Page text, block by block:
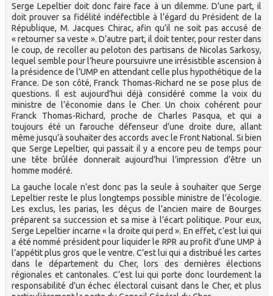
Serge Lepeltier doit donc faire face à un dilemme. D’une part, il
doit prouver sa fidélité indéfectible à l’égard du Président de la
République, M. Jacques Chirac, afin qu’il ne soit pas accusé de
« retourner sa veste ». D’autre part, il doit tenter, pour rester dans
le coup, de recoller au peloton des partisans de Nicolas Sarkosy,
lequel semble pour l’heure poursuivre une irrésistible ascension à
la présidence de l’UMP en attendant celle plus hypothétique de la
France. De son côté, Franck Thomas-Richard ne se pose plus de
questions. Il est aujourd’hui déjà considéré comme la voix du
ministre de l’économie dans le Cher. Un choix cohérent pour
Franck Thomas-Richard, proche de Charles Pasqua, et qui a
toujours été un farouche défenseur d’une droite dure, allant
même jusqu’à souhaiter des accords avec le Front National. Si bien
que Serge Lepeltier, qui passait il y a encore peu de temps pour
une tête brûlée donnerait aujourd’hui l’impression d’être un
homme modéré.
La gauche locale n’est donc pas la seule à souhaiter que Serge
Lepeltier reste le plus longtemps possible ministre de l’écologie.
Les exclus, les parias, les déçus de l’ancien maire de Bourges
préparent sa succession et sa mise à l’écart politique. Pour eux,
Serge Lepeltier incarne « la droite qui perd ». En effet, c’est lui qui
a été nommé président pour liquider le RPR au profit d’une UMP à
l’appétit plus gros que le ventre. C’est lui qui a distribué les cartes
dans le département du Cher, lors des dernières élections
régionales et cantonales. C’est lui qui porte donc lourdement la
responsabilité d’un échec électoral cuisant dans le Cher, et plus